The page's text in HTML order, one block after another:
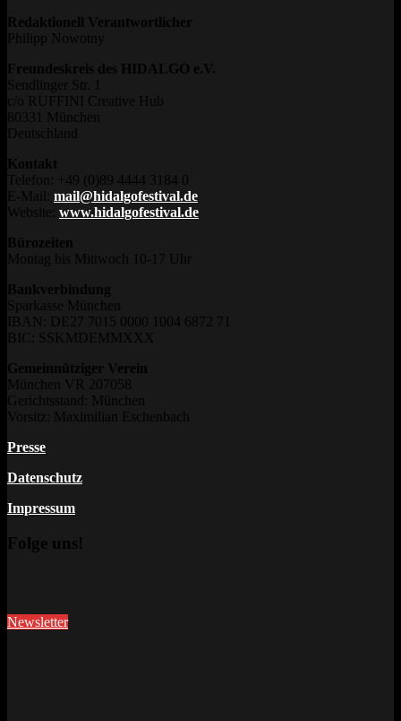
Redaktionell Verantwortlicher
Philipp Nowotny
Freundeskreis des HIDALGO e.V.
Sendlinger Str. 1
c/o RUFFINI Creative Hub
80331 München
Deutschland
Kontakt
Telefon: +49 (0)89 4444 3184 0
E-Mail: mail@hidalgofestival.de
Website: www.hidalgofestival.de
Bürozeiten
Montag bis Mittwoch 10-17 Uhr
Bankverbindung
Sparkasse München
IBAN: DE27 7015 0000 1004 6872 71
BIC: SSKMDEMMXXX
Gemeinnütziger Verein
München VR 207058
Gerichtsstand: München
Vorsitz: Maximilian Eschenbach
Presse
Datenschutz
Impressum
Folge uns!
Newsletter